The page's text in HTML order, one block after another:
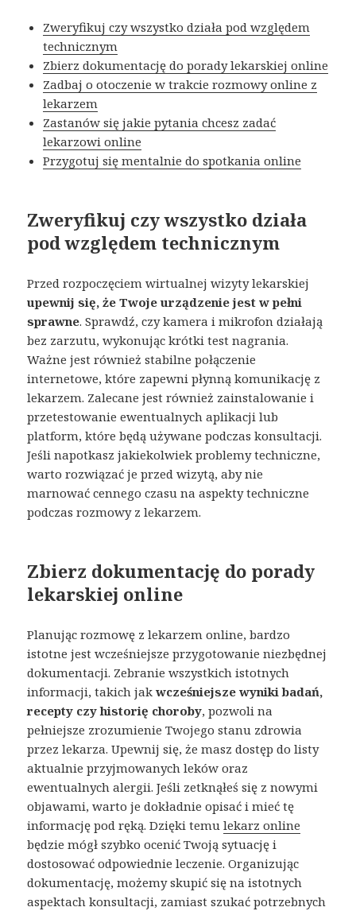
Zweryfikuj czy wszystko działa pod względem
technicznym
Zbierz dokumentację do porady lekarskiej online
Zadbaj o otoczenie w trakcie rozmowy online z
lekarzem
Zastanów się jakie pytania chcesz zadać
lekarzowi online
Przygotuj się mentalnie do spotkania online
Zweryfikuj czy wszystko działa
pod względem technicznym
Przed rozpoczęciem wirtualnej wizyty lekarskiej
upewnij się, że Twoje urządzenie jest w pełni
sprawne. Sprawdź, czy kamera i mikrofon działają
bez zarzutu, wykonując krótki test nagrania.
Ważne jest również stabilne połączenie
internetowe, które zapewni płynną komunikację z
lekarzem. Zalecane jest również zainstalowanie i
przetestowanie ewentualnych aplikacji lub
platform, które będą używane podczas konsultacji.
Jeśli napotkasz jakiekolwiek problemy techniczne,
warto rozwiązać je przed wizytą, aby nie
marnować cennego czasu na aspekty techniczne
podczas rozmowy z lekarzem.
Zbierz dokumentację do porady
lekarskiej online
Planując rozmowę z lekarzem online, bardzo
istotne jest wcześniejsze przygotowanie niezbędnej
dokumentacji. Zebranie wszystkich istotnych
informacji, takich jakwcześniejsze wyniki badań,
recepty czy historię choroby, pozwoli na
pełniejsze zrozumienie Twojego stanu zdrowia
przez lekarza. Upewnij się, że masz dostęp do listy
aktualnie przyjmowanych leków oraz
ewentualnych alergii. Jeśli zetknąłeś się z nowymi
objawami, warto je dokładnie opisać i mieć tę
informację pod ręką. Dzięki temulekarz online
będzie mógł szybko ocenić Twoją sytuację i
dostosować odpowiednie leczenie. Organizując
dokumentację, możemy skupić się na istotnych
aspektach konsultacji, zamiast szukać potrzebnych